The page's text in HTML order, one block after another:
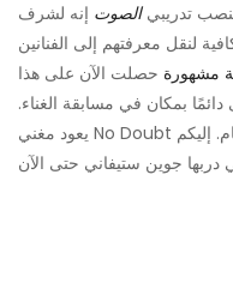
تدريبيالصوت إنه لشرف
لنقل معرفتهم إلى الفنانين
مشهورة حصلت الآن على هذا
بمكان في مسابقة الغناء.
إليكم